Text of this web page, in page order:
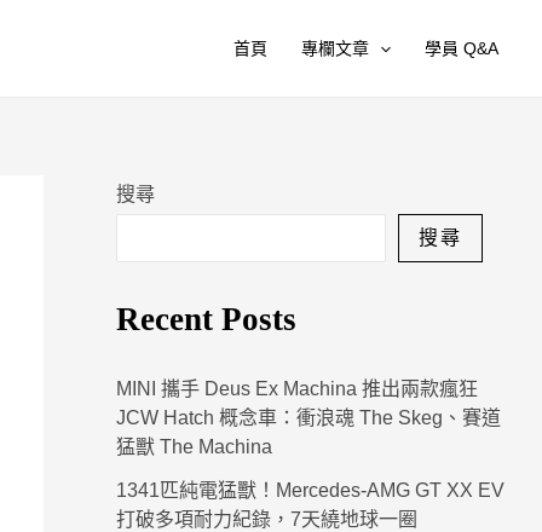
首頁 專欄文章 學員 Q&A
搜尋
搜尋
Recent Posts
MINI 攜手 Deus Ex Machina 推出兩款瘋狂
JCW Hatch 概念車：衝浪魂 The Skeg、賽道
猛獸 The Machina
1341匹純電猛獸！Mercedes-AMG GT XX EV
打破多項耐力紀錄，7天繞地球一圈